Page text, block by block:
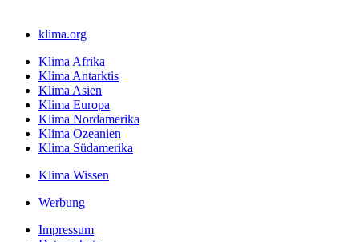
klima.org
Klima Afrika
Klima Antarktis
Klima Asien
Klima Europa
Klima Nordamerika
Klima Ozeanien
Klima Südamerika
Klima Wissen
Werbung
Impressum